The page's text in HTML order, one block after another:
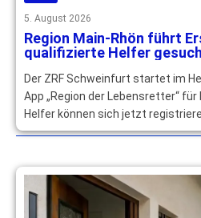
5. August 2026
Region Main-Rhön führt
qualifizierte Helfer
Der ZRF Schweinfurt startet im
App „Region der Lebensretter“
Helfer können sich jetzt